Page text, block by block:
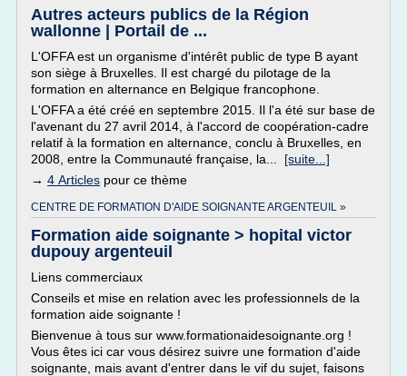
Autres acteurs publics de la Région
wallonne | Portail de ...
L'OFFA est un organisme d'intérêt public de type B ayant
son siège à Bruxelles. Il est chargé du pilotage de la
formation en alternance en Belgique francophone.
L'OFFA a été créé en septembre 2015. Il l'a été sur base de
l'avenant du 27 avril 2014, à l'accord de coopération-cadre
relatif à la formation en alternance, conclu à Bruxelles, en
2008, entre la Communauté française, la... [suite...]
→ 4 Articles pour ce thème
CENTRE DE FORMATION D'AIDE SOIGNANTE ARGENTEUIL »
Formation aide soignante > hopital victor
dupouy argenteuil
Liens commerciaux
Conseils et mise en relation avec les professionnels de la
formation aide soignante !
Bienvenue à tous sur www.formationaidesoignante.org !
Vous êtes ici car vous désirez suivre une formation d'aide
soignante, mais avant d'entrer dans le vif du sujet, faisons